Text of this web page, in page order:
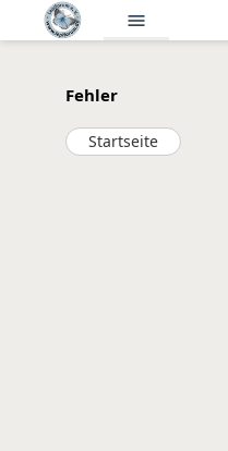
menu
Fehler
Startseite